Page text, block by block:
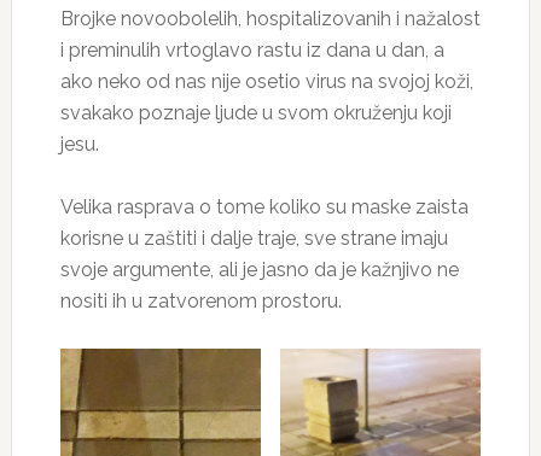
Brojke novoobolelih, hospitalizovanih i nažalost
i preminulih vrtoglavo rastu iz dana u dan, a
ako neko od nas nije osetio virus na svojoj koži,
svakako poznaje ljude u svom okruženju koji
jesu.
Velika rasprava o tome koliko su maske zaista
korisne u zaštiti i dalje traje, sve strane imaju
svoje argumente, ali je jasno da je kažnjivo ne
nositi ih u zatvorenom prostoru.